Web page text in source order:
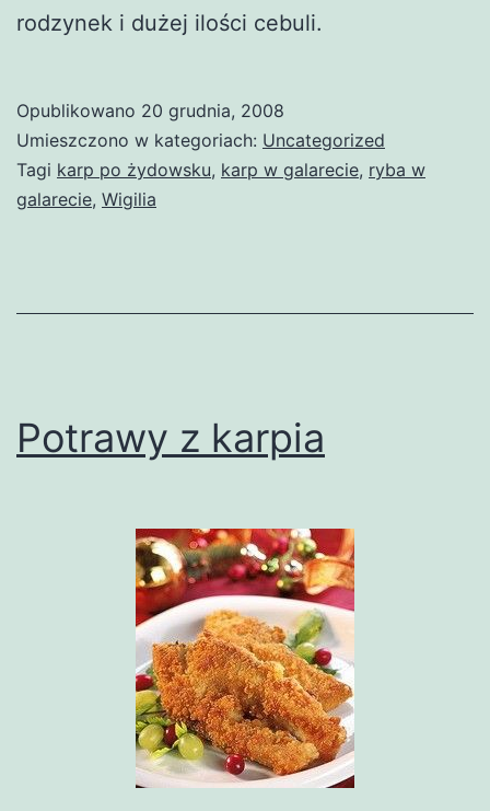
rodzynek i dużej ilości cebuli.
Opublikowano 20 grudnia, 2008
Umieszczono w kategoriach: Uncategorized
Tagi karp po żydowsku, karp w galarecie, ryba w
galarecie, Wigilia
Potrawy z karpia